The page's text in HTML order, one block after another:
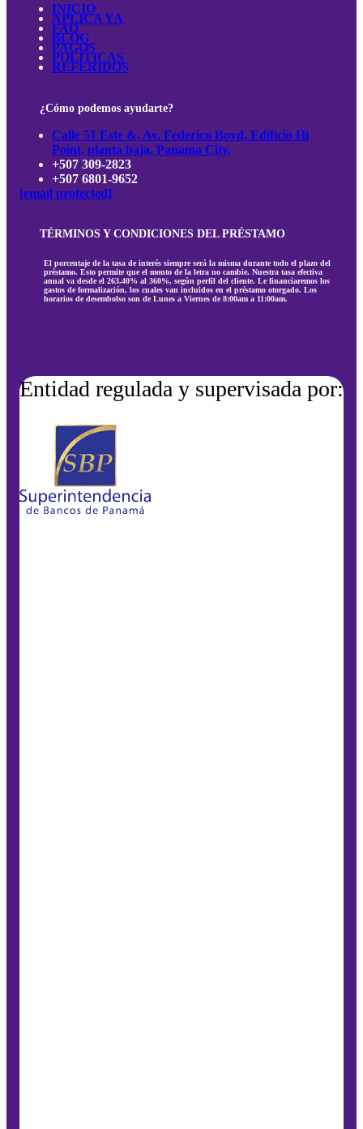
INICIO
APLICA YA
FAQ
BLOG
PAGOS
POLÍTICAS
REFERIDOS
¿Cómo podemos ayudarte?
Calle 51 Este &, Av. Federico Boyd, Edificio Hi
Point, planta baja, Panama City.
+507 309-2823
+507 6801-9652
[email protected]
TÉRMINOS Y CONDICIONES DEL PRÉSTAMO
El porcentaje de la tasa de interés siempre será la misma durante todo el plazo del
préstamo. Esto permite que el monto de la letra no cambie. Nuestra tasa efectiva
anual va desde el 263.40% al 360%, según perfil del cliente. Le financiaremos los
gastos de formalización, los cuales van incluidos en el préstamo otorgado. Los
horarios de desembolso son de Lunes a Viernes de 8:00am a 11:00am.
Entidad regulada y supervisada por: